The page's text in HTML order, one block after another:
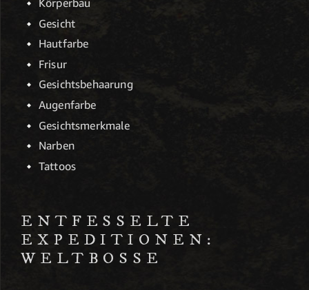
Körperbau
Gesicht
Hautfarbe
Frisur
Gesichtsbehaarung
Augenfarbe
Gesichtsmerkmale
Narben
Tattoos
ENTFESSELTE
EXPEDITIONEN:
WELTBOSSE